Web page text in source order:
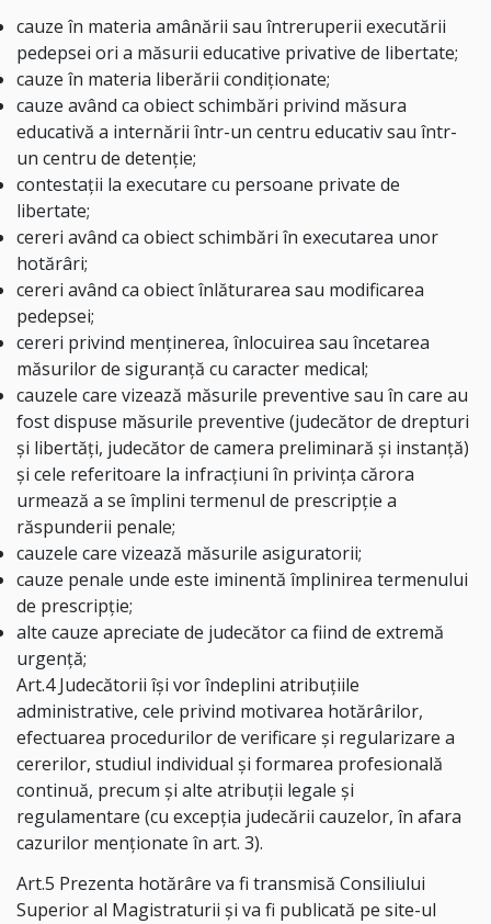
cauze în materia amânării sau întreruperii executării
pedepsei ori a măsurii educative privative de libertate;
cauze în materia liberării condiționate;
cauze având ca obiect schimbări privind măsura
educativă a internării într-un centru educativ sau într-
un centru de detenție;
contestații la executare cu persoane private de
libertate;
cereri având ca obiect schimbări în executarea unor
hotărâri;
cereri având ca obiect înlăturarea sau modificarea
pedepsei;
cereri privind menținerea, înlocuirea sau încetarea
măsurilor de siguranță cu caracter medical;
cauzele care vizează măsurile preventive sau în care au
fost dispuse măsurile preventive (judecător de drepturi
şi libertăţi, judecător de camera preliminară şi instanţă)
și cele referitoare la infracțiuni în privința cărora
urmează a se împlini termenul de prescripție a
răspunderii penale;
cauzele care vizează măsurile asiguratorii;
cauze penale unde este iminentă împlinirea termenului
de prescripţie;
alte cauze apreciate de judecător ca fiind de extremă
urgenţă;
Art.4 Judecătorii își vor îndeplini atribuțiile
administrative, cele privind motivarea hotărârilor,
efectuarea procedurilor de verificare și regularizare a
cererilor, studiul individual și formarea profesională
continuă, precum și alte atribuții legale și
regulamentare (cu excepția judecării cauzelor, în afara
cazurilor menționate în art. 3).
Art.5 Prezenta hotărâre va fi transmisă Consiliului
Superior al Magistraturii şi va fi publicată pe site-ul